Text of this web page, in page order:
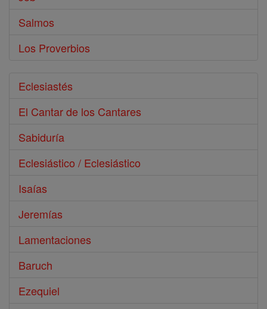
Salmos
Los Proverbios
Eclesiastés
El Cantar de los Cantares
Sabiduría
Eclesiástico / Eclesiástico
Isaías
Jeremías
Lamentaciones
Baruch
Ezequiel